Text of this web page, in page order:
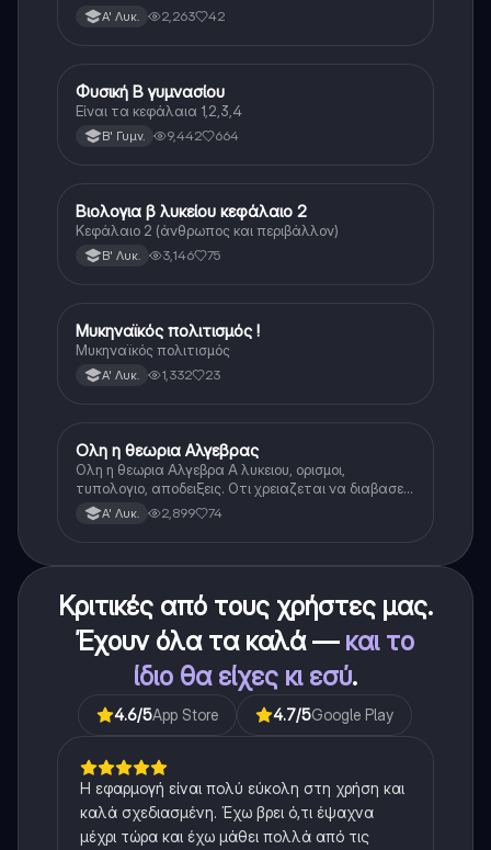
Α' Λυκ. 2,263 42
Φυσική
Φυσική Β γυμνασίου
Είναι τα κεφάλαια 1,2,3,4
Β' Γυμν. 9,442 664
Βιολογία
Βιολογια β λυκείου κεφάλαιο 2
Κεφάλαιο 2 (άνθρωπος και περιβάλλον)
Β' Λυκ. 3,146 75
Ιστορία
Μυκηναϊκός πολιτισμός !
Μυκηναϊκός πολιτισμός
Α' Λυκ. 1,332 23
Μαθηματικά
Ολη η θεωρια Αλγεβρας
Ολη η θεωρια Αλγεβρα Α λυκειου, ορισμοι,
τυπολογιο, αποδειξεις. Οτι χρειαζεται να διαβασεις
για το θεωρητικο κομματι της αλγεβρας.
Α' Λυκ. 2,899 74
Κριτικές από τους χρήστες μας.
Έχουν όλα τα καλά — και το
ίδιο θα είχες κι εσύ.
4.6/5App Store 4.7/5Google Play
Η εφαρμογή είναι πολύ εύκολη στη χρήση και
καλά σχεδιασμένη. Έχω βρει ό,τι έψαχνα
μέχρι τώρα και έχω μάθει πολλά από τις